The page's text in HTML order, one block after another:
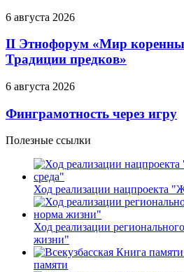
6 августа 2026
II Этнофорум «Мир
Традиции предков»
6 августа 2026
Финграмотность через игру
Полезные ссылки
Ход реализации нацпроекта
Ход реализации
жизни"
памяти